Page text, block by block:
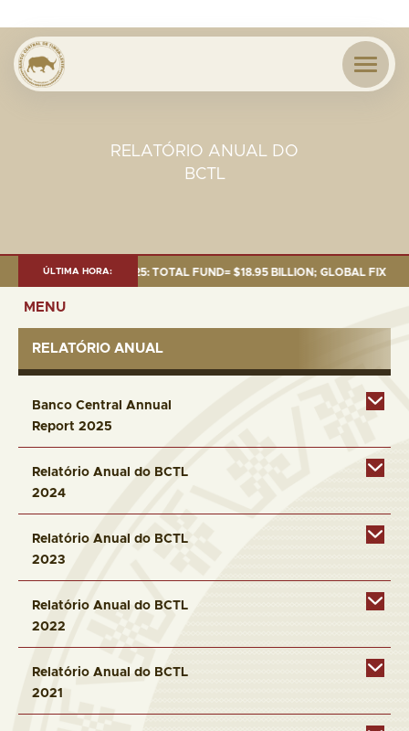
RELATÓRIO ANUAL DO
BCTL
ÚLTIMA HORA:
AS OF 30 SEP. 2025: TOTAL FUND= $18.95 BILLION; GLOBAL FIXED
MENU
RELATÓRIO ANUAL
Banco Central Annual
Report 2025
Relatório Anual do BCTL
2024
Relatório Anual do BCTL
2023
Relatório Anual do BCTL
2022
Relatório Anual do BCTL
2021